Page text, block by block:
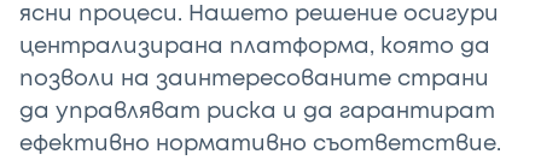
ясни процеси. Нашето решение осигури
централизирана платформа, която да
позволи на заинтересованите страни
да управляват риска и да гарантират
ефективно нормативно съответствие.